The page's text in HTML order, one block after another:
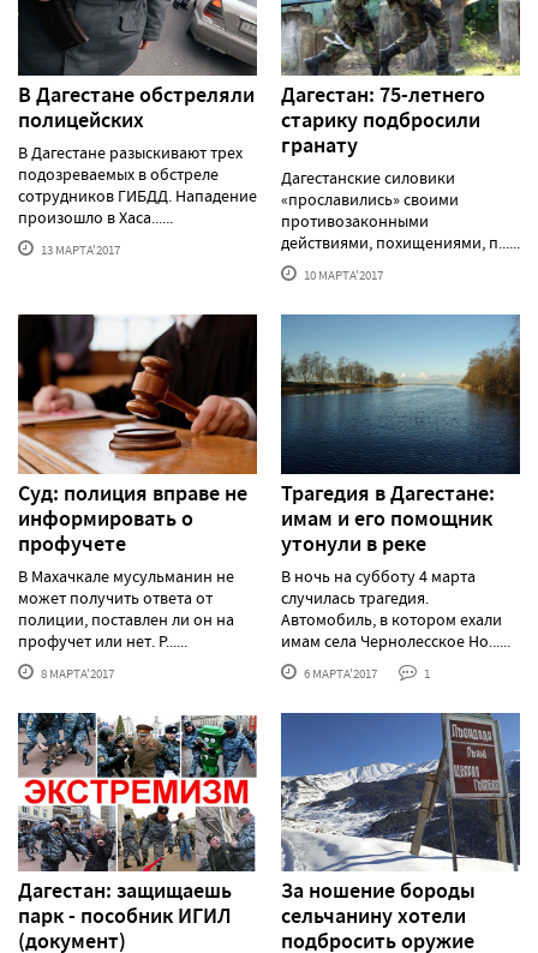
В Дагестане обстреляли
полицейских
В Дагестане разыскивают трех
подозреваемых в обстреле
сотрудников ГИБДД. Нападение
произошло в Хаса......
13 МАРТА'2017
Дагестан: 75-летнего
старику подбросили
гранату
Дагестанские силовики
«прославились» своими
противозаконными
действиями, похищениями, п......
10 МАРТА'2017
Суд: полиция вправе не
информировать о
профучете
В Махачкале мусульманин не
может получить ответа от
полиции, поставлен ли он на
профучет или нет. Р......
8 МАРТА'2017
Трагедия в Дагестане:
имам и его помощник
утонули в реке
В ночь на субботу 4 марта
случилась трагедия.
Автомобиль, в котором ехали
имам села Чернолесское Но......
6 МАРТА'2017 1
Дагестан: защищаешь
парк - пособник ИГИЛ
(документ)
За ношение бороды
сельчанину хотели
подбросить оружие